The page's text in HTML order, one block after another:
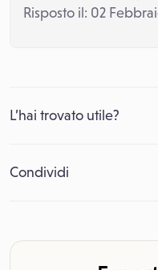
Risposto il: 02
L’hai trovato utile?
Condividi